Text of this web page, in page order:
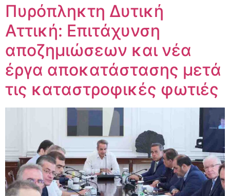
Πυρόπληκτη Δυτική
Αττική: Επιτάχυνση
αποζημιώσεων και νέα
έργα αποκατάστασης μετά
τις καταστροφικές φωτιές